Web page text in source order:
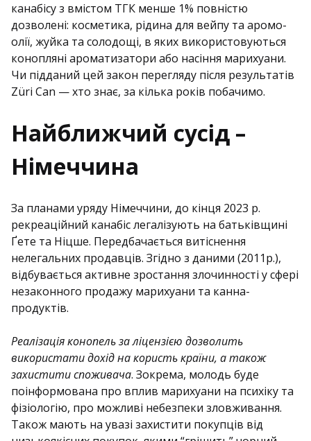
канабісу з вмістом ТГК менше 1% повністю
дозволені: косметика, рідина для вейпу та аромо-
олії, жуйка та солодощі, в яких використовуються
конопляні ароматизатори або насіння марихуани.
Чи підданий цей закон перегляду після результатів
Züri Can — хто знає, за кілька років побачимо.
Найближчий сусід –
Німеччина
За планами уряду Німеччини, до кінця 2023 р.
рекреаційний канабіс легалізують на батьківщині
Ґете та Ніцше. Передбачається витіснення
нелегальних продавців. Згідно з даними (2011р.),
відбувається активне зростання злочинності у сфері
незаконного продажу марихуани та канна-
продуктів.
Реалізація конопель за ліцензією дозволить
використати дохід на користь країни, а також
захистити споживача. Зокрема, молодь буде
поінформована про вплив марихуани на психіку та
фізіологію, про можливі небезпеки зловживання.
Також мають на увазі захистити покупців від